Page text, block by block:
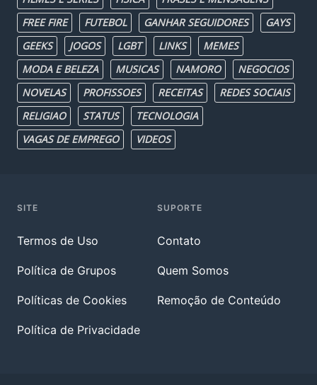
FREE FIRE
FUTEBOL GANHAR SEGUIDORES
GAYS
GEEKS
JOGOS LGBT LINKS
MEMES
MODA E BELEZA
MUSICAS NAMORO
NEGOCIOS
NOVELAS
PROFISSOES RECEITAS
REDES SOCIAIS
RELIGIAO
STATUS
TECNOLOGIA
VAGAS DE EMPREGO
VIDEOS
SITE
Termos de Uso
Política de Grupos
Políticas de Cookies
Política de Privacidade
SUPORTE
Contato
Quem Somos
Remoção de Conteúdo